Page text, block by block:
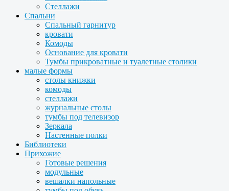
Стеллажи
Спальни
Спальный гарнитур
кровати
Комоды
Основание для кровати
Тумбы прикроватные и туалетные столики
малые формы
столы книжки
комоды
стеллажи
журнальные столы
тумбы под телевизор
Зеркала
Настенные полки
Библиотеки
Прихожие
Готовые решения
модульные
вешалки напольные